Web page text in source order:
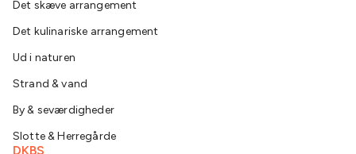
Det skæve arrangement
Det kulinariske arrangement
Ud i naturen
Strand & vand
By & seværdigheder
Slotte & Herregårde
DKBS